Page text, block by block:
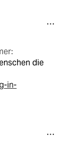
die
in-